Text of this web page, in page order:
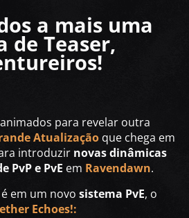
a mais uma
de Teaser,
para revelar outra
Atualizaçãoque chega em
introduzir novas dinâmicas
PvP e PvE em Ravendawn.
em um novo sistema PvE, o
Echoes!: